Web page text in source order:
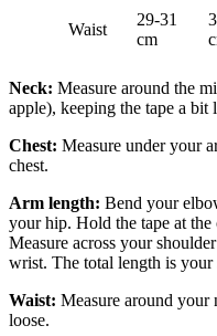
Waist
29-31
cm
Neck: Measure around the
apple), keeping the tape a bit
Chest: Measure under your
chest.
Arm length: Bend your
your hip. Hold the tape at
Measure across your
wrist. The total length is your
Waist: Measure around your
loose.